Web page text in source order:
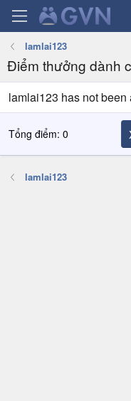
lamlai123
Điểm thưởng dành
lamlai123 has not
Tổng điểm: 0
lamlai123